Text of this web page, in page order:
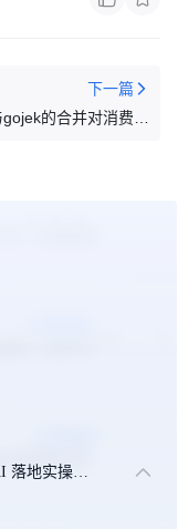
从想法到产品——东南亚电商 AI 落地实操大课
下一篇
的合并对消费者
操指南手册